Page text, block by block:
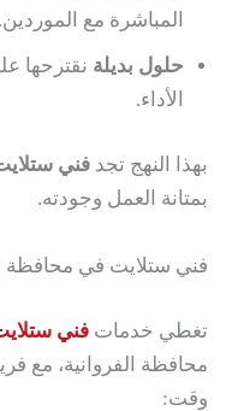
المباشرة مع الموردين.
حلول بديلة نقترحها
الأداء.
بهذا النهج تجد فني
بمتانة العمل وجودته.
فني ستلايت في محافظة
تغطي خدمات فني
محافظة الفروانية،
وقت: